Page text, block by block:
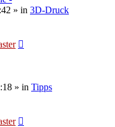
» in 3D-Druck
» in Tipps